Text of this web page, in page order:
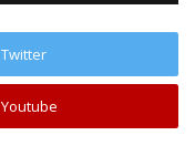
Twitter
Youtube